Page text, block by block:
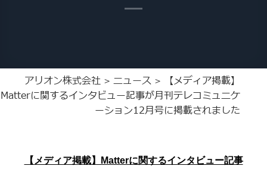
アリオン株式会社 >ニュース >
【メディア掲載】
Matterに関するインタビュー記事が月刊テレコミュニケ
ーション12月号に掲載されました
【メディア掲載】Matterに関するインタビュー記事